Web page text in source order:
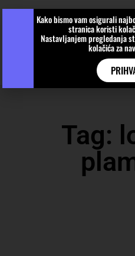
Tag:
Kako bismo vam osigurali
stranica koristi
Nastavljanjem pregledanja
kolačića za